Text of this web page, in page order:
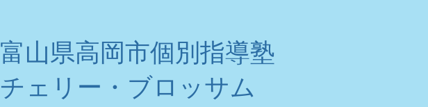
富山県高岡市個別指導塾
チェリー・ブロッサム